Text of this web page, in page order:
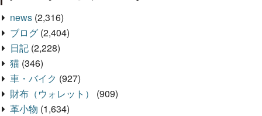
news (2,316)
ブログ (2,404)
日記 (2,228)
猫 (346)
車・バイク (927)
財布（ウォレット）
(909)
革小物 (1,634)